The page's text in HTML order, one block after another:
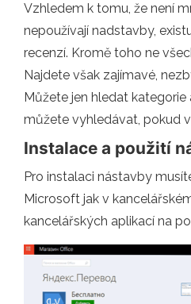
Vzhledem k tomu, že není
nepoužívají nadstavby,
recenzí. Kromě toho ne
Najdete však zajímavé,
Můžete jen hledat kategorie
můžete vyhledávat, pokud
Instalace a použití
Pro instalaci nástavby
Microsoft jak v
kancelářských aplikací na